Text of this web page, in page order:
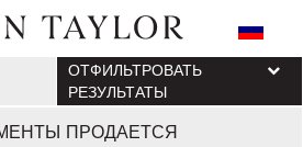
ПРОДАЕТСЯ
ОТФИЛЬТРОВАТЬ
РЕЗУЛЬТАТЫ